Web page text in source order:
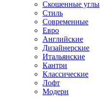
Скошенные углы
Стиль
Современные
Евро
Английские
Дизайнерские
Итальянские
Кантри
Классические
Лофт
Модерн